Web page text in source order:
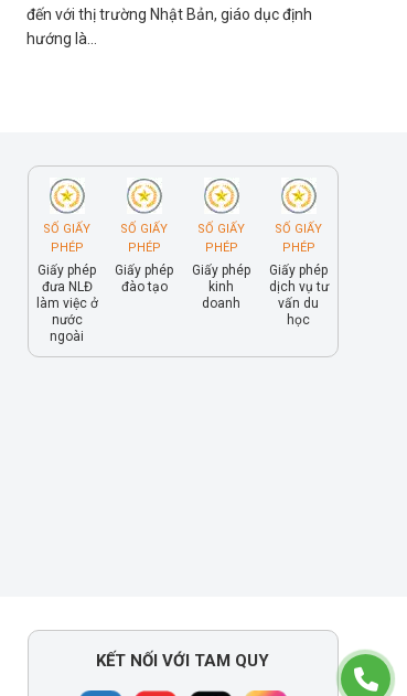
đến với thị trường Nhật Bản, giáo dục định
hướng là...
SỐ GIẤY
PHÉP
Giấy phép
đưa NLĐ
làm việc ở
nước
ngoài
SỐ GIẤY
PHÉP
Giấy phép
đào tạo
SỐ GIẤY
PHÉP
Giấy phép
kinh
doanh
SỐ GIẤY
PHÉP
Giấy phép
dịch vụ tư
vấn du
học
KẾT NỐI VỚI TAM QUY